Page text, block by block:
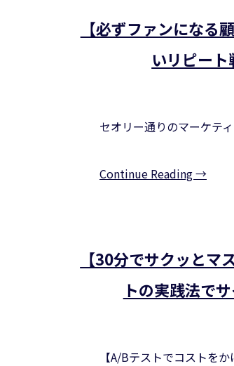
【必ずファンになる
いリピー
セオリー通りのマーケテ
Continue Reading →
【30分でサクッと
トの実践法で
【A/Bテストでコストを